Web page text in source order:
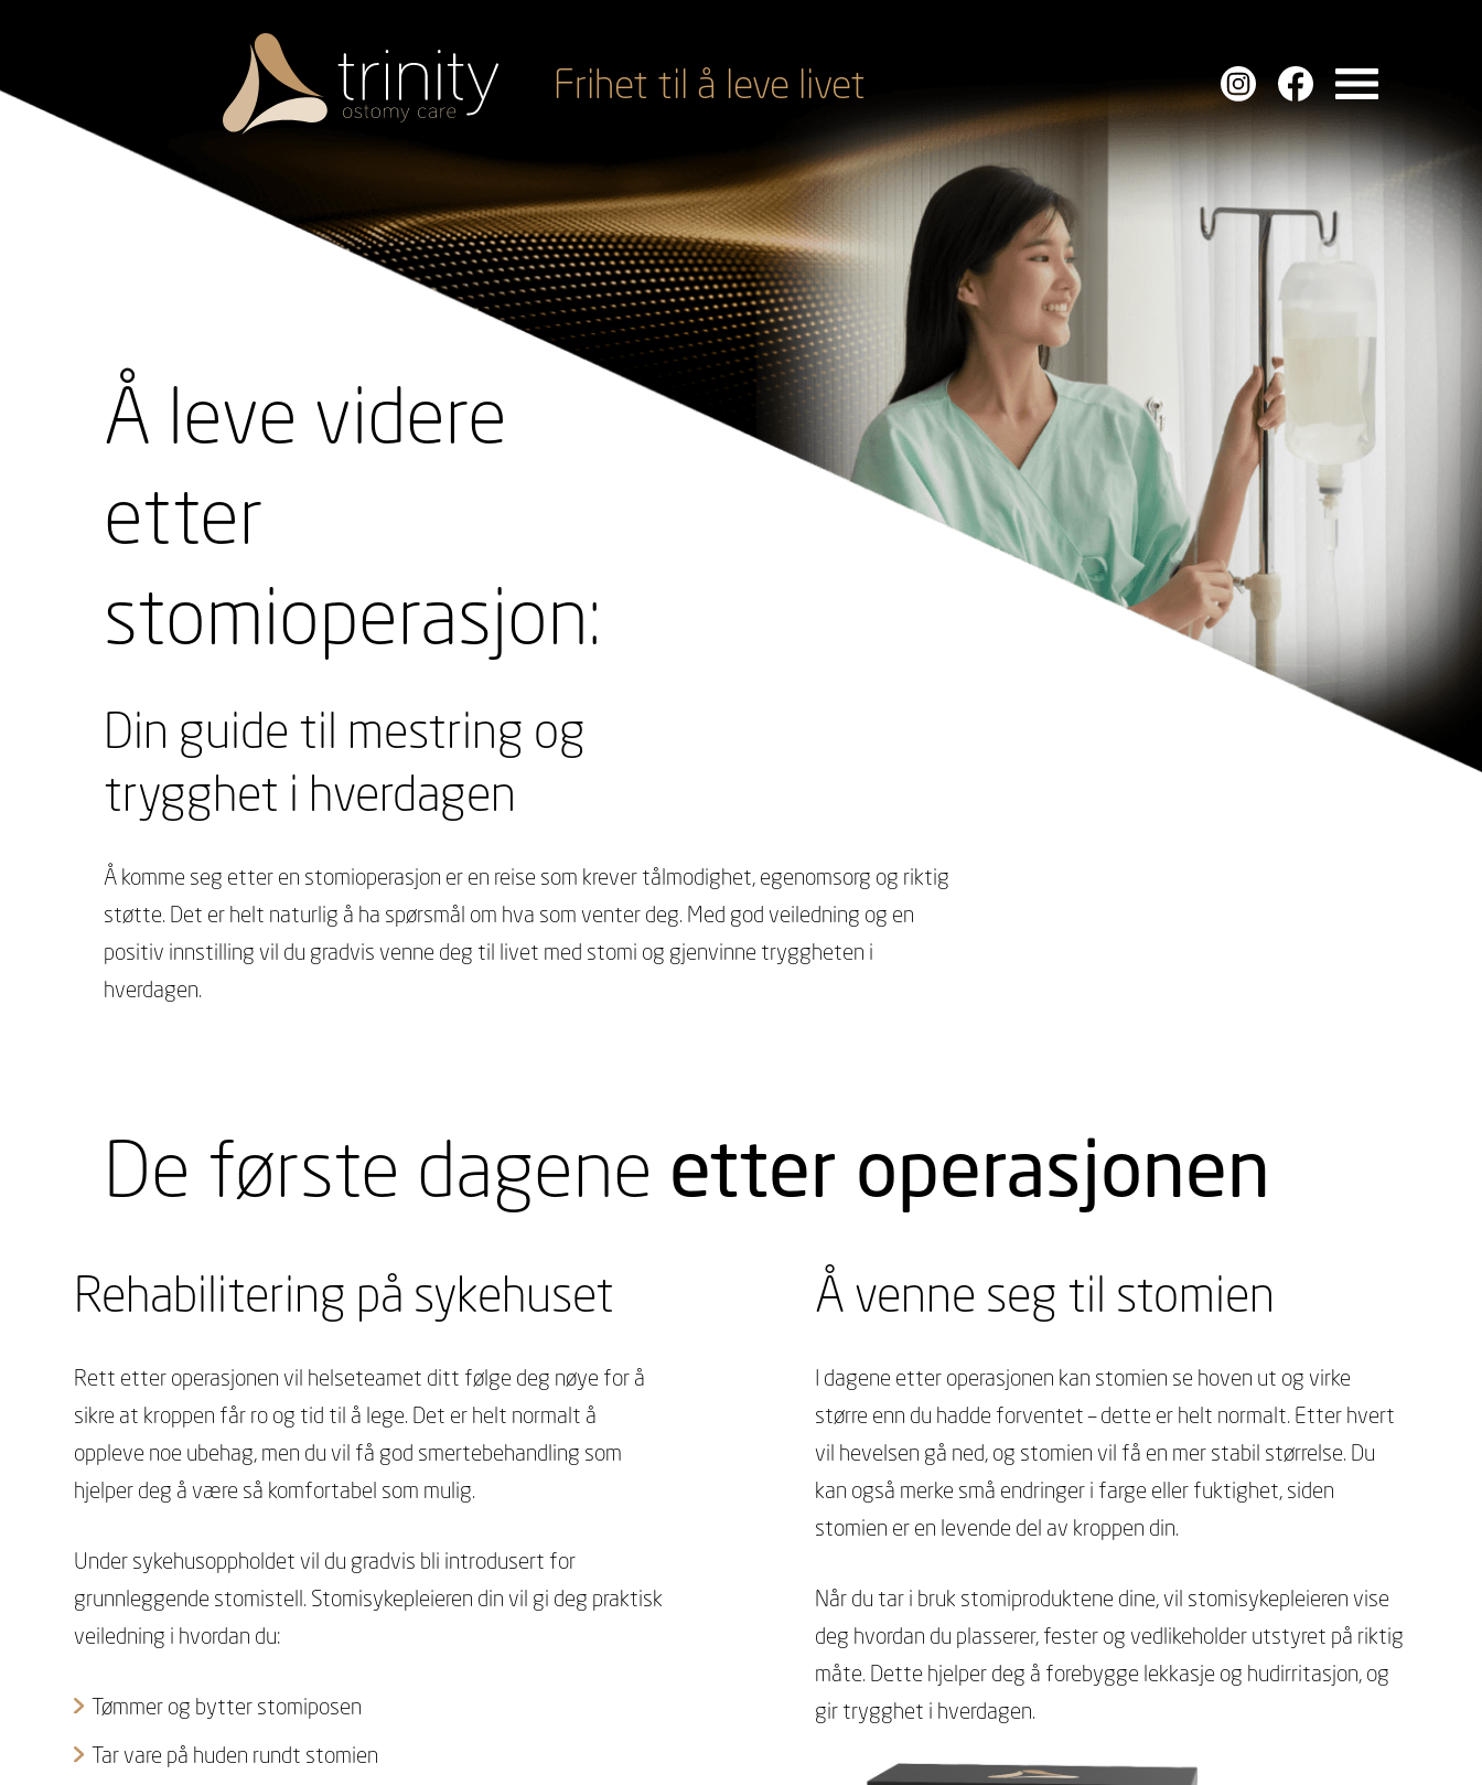
content
Frihet til å leve livet
Å leve videre
etter
stomioperasjon:
Din guide til mestring og
trygghet i hverdagen
Å komme seg etter en stomioperasjon er en reise som krever tålmodighet, egenomsorg og riktig
støtte. Det er helt naturlig å ha spørsmål om hva som venter deg. Med god veiledning og en
positiv innstilling vil du gradvis venne deg til livet med stomi og gjenvinne tryggheten i
hverdagen.
De første dagene etter operasjonen
Rehabilitering på sykehuset
Rett etter operasjonen vil helseteamet ditt følge deg nøye for å
sikre at kroppen får ro og tid til å lege. Det er helt normalt å
oppleve noe ubehag, men du vil få god smertebehandling som
hjelper deg å være så komfortabel som mulig.
Under sykehusoppholdet vil du gradvis bli introdusert for
grunnleggende stomistell. Stomisykepleieren din vil gi deg praktisk
veiledning i hvordan du:
Tømmer og bytter stomiposen
Tar vare på huden rundt stomien
Å venne seg til stomien
I dagene etter operasjonen kan stomien se hoven ut og virke
større enn du hadde forventet – dette er helt normalt. Etter hvert
vil hevelsen gå ned, og stomien vil få en mer stabil størrelse. Du
kan også merke små endringer i farge eller fuktighet, siden
stomien er en levende del av kroppen din.
Når du tar i bruk stomiproduktene dine, vil stomisykepleieren vise
deg hvordan du plasserer, fester og vedlikeholder utstyret på riktig
måte. Dette hjelper deg å forebygge lekkasje og hudirritasjon, og
gir trygghet i hverdagen.